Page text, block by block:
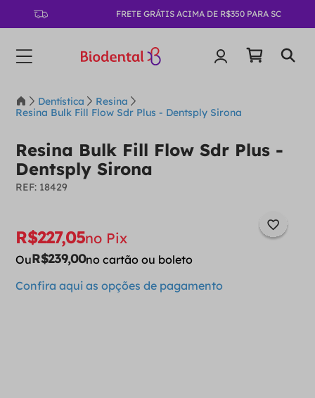
FRETE GRÁTIS ACIMA DE R$350 PARA SC
Dentística
Resina
Resina Bulk Fill Flow Sdr Plus - Dentsply Sirona
Resina Bulk Fill Flow Sdr Plus -
Dentsply Sirona
: 18429
R$227,05no Pix
OuR$239,00no cartão ou boleto
Confira aqui as opções de pagamento